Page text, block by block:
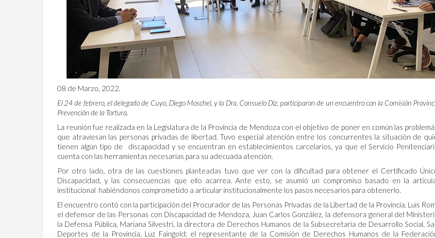
08 de Marzo, 2022.
El 24 de febrero, el delegado de Cuyo, Diego Moschel, y la Dra. Consuelo Diz, participaron de un encuentro con la Comisión
Prevención de la Tortura.
La reunión fue realizada en la Legislatura de la Provincia de Mendoza con el objetivo de poner en común las
que atraviesan las personas privadas de libertad. Tuvo especial atención entre los concurrentes la situación de
tienen algún tipo de discapacidad y se encuentran en establecimientos carcelarios, ya que el Servicio
cuenta con las herramientas necesarias para su adecuada atención.
Por otro lado, otra de las cuestiones planteadas tuvo que ver con la dificultad para obtener el Certificado
Discapacidad, y las consecuencias que ello acarrea. Ante esto, se asumió un compromiso basado en la
institucional habiéndonos comprometido a articular institucionalmente los pasos necesarios para obtenerlo.
El encuentro contó con la participación del Procurador de las Personas Privadas de la Libertad de la Provincia, Luis
el defensor de las Personas con Discapacidad de Mendoza, Juan Carlos González, la defensora general del
la Defensa Pública, Mariana Silvestri, la directora de Derechos Humanos de la Subsecretaría de Desarrollo Social,
Deportes de la Provincia, Luz Faingold; el representante de la Comisión de Derechos Humanos de la